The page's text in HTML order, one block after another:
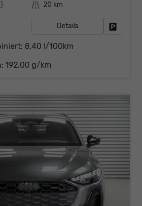
Kilometerstand 20 km
Details
8,40 l/100km
192,00 g/km